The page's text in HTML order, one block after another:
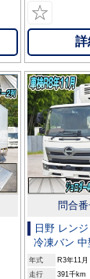
☆
詳
問合
日野 レン
冷凍バン 中
年式 R3年11月
走行
391千km